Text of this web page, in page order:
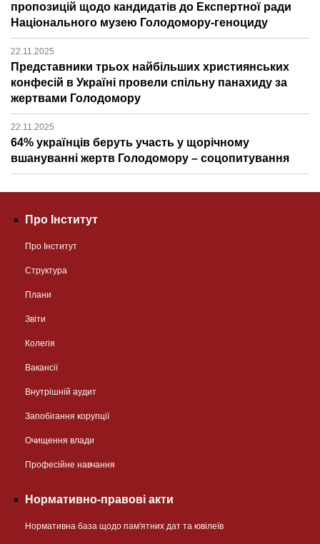
пропозицій щодо кандидатів до Експертної ради
Національного музею Голодомору-геноциду
22.11.2025
Представники трьох найбільших християнських
конфесій в Україні провели спільну панахиду за
жертвами Голодомору
22.11.2025
64% українців беруть участь у щорічному
вшануванні жертв Голодомору – соцопитування
Про Інститут
Про Інститут
Структура
Плани
Звіти
Колегія
Вакансії
Внутрішній аудит
Запобігання корупції
Очищення влади
Професійне навчання
Нормативно-правові акти
Нормативна база щодо пам'ятних дат та ювілеїв